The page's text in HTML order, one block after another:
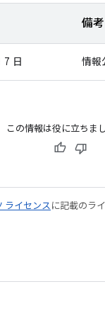
備考
7 日 情報
この情報は役に立ちま
ライセンスに記載のラ